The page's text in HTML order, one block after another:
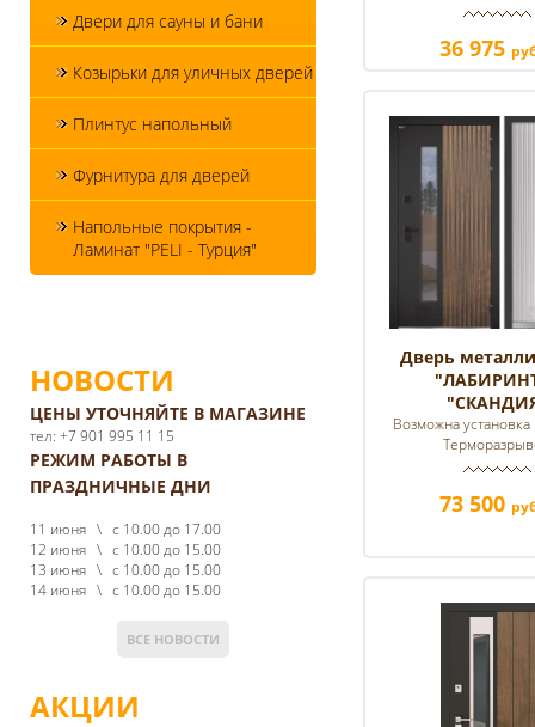
Двери для сауны и бани
Козырьки для уличных дверей
Плинтус напольный
Фурнитура для дверей
Напольные покрытия -
Ламинат "PELI - Турция"
НОВОСТИ
ЦЕНЫ УТОЧНЯЙТЕ В МАГАЗИНЕ
тел: +7 901 995 11 15
РЕЖИМ РАБОТЫ В
ПРАЗДНИЧНЫЕ ДНИ
11 июня \ с 10.00 до 17.00
12 июня \ с 10.00 до 15.00
13 июня \ с 10.00 до 15.00
14 июня \ с 10.00 до 15.00
ВСЕ НОВОСТИ
АКЦИИ
36 975
Дверь
Возможна установка
73 500